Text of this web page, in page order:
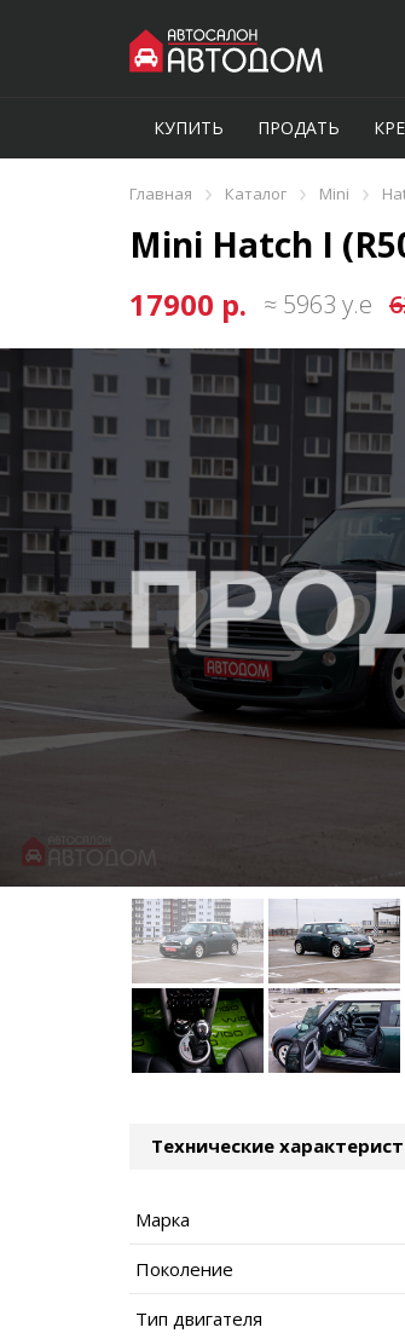
КУПИТЬ ПРОДАТЬ
Главная › Каталог › Mini ›
Mini Hatch I
17900 р. ≈ 5963 у.е
Технические
Марка
Поколение
Тип двигателя